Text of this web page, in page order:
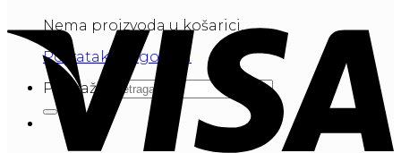
Nema proizvoda u košarici.
Povratak u trgovinu
Pretraži: